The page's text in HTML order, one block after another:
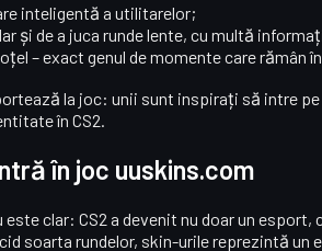
inteligentă a utilitarelor;
și de a juca runde lente, cu multă
– exact genul de momente care rămân
la joc: unii sunt inspirați să intre
în CS2.
în joc uuskins.com
este clar: CS2 a devenit nu doar un
soarta rundelor, skin-urile reprezintă